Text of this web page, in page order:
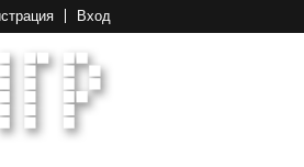
Вход